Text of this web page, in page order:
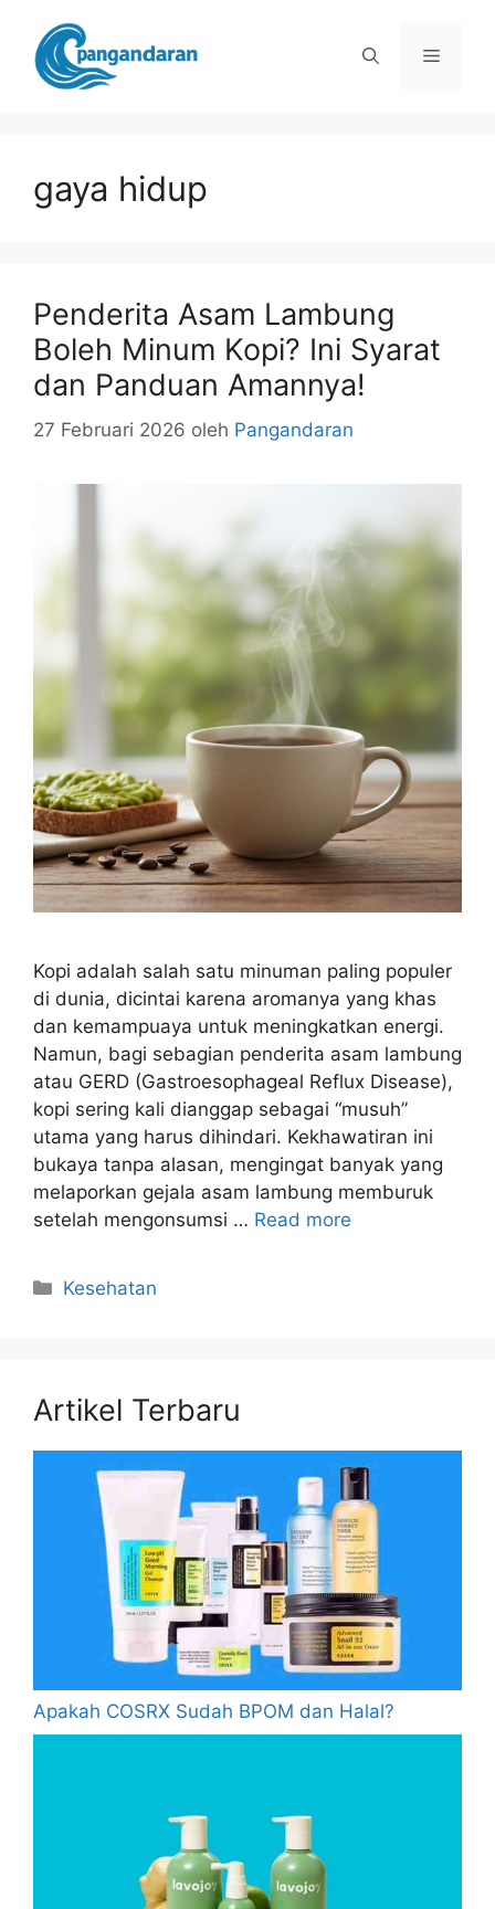
Menu
gaya hidup
Penderita Asam Lambung
Boleh Minum Kopi? Ini Syarat
dan Panduan Amannya!
27 Februari 2026 oleh Pangandaran
Kopi adalah salah satu minuman paling populer
di dunia, dicintai karena aromanya yang khas
dan kemampuaya untuk meningkatkan energi.
Namun, bagi sebagian penderita asam lambung
atau GERD (Gastroesophageal Reflux Disease),
kopi sering kali dianggap sebagai “musuh”
utama yang harus dihindari. Kekhawatiran ini
bukaya tanpa alasan, mengingat banyak yang
melaporkan gejala asam lambung memburuk
setelah mengonsumsi … Read more
Kategori
Kesehatan
Artikel Terbaru
Apakah COSRX Sudah BPOM dan Halal?